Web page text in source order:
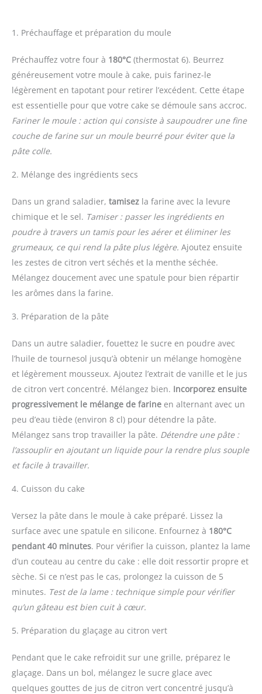
1. Préchauffage et préparation du moule
Préchauffez votre four à 180°C (thermostat 6). Beurrez
généreusement votre moule à cake, puis farinez-le
légèrement en tapotant pour retirer l’excédent. Cette étape
est essentielle pour que votre cake se démoule sans accroc.
Fariner le moule : action qui consiste à saupoudrer une fine
couche de farine sur un moule beurré pour éviter que la
pâte colle.
2. Mélange des ingrédients secs
Dans un grand saladier, tamisez la farine avec la levure
chimique et le sel. Tamiser : passer les ingrédients en
poudre à travers un tamis pour les aérer et éliminer les
grumeaux, ce qui rend la pâte plus légère. Ajoutez ensuite
les zestes de citron vert séchés et la menthe séchée.
Mélangez doucement avec une spatule pour bien répartir
les arômes dans la farine.
3. Préparation de la pâte
Dans un autre saladier, fouettez le sucre en poudre avec
l’huile de tournesol jusqu’à obtenir un mélange homogène
et légèrement mousseux. Ajoutez l’extrait de vanille et le jus
de citron vert concentré. Mélangez bien. Incorporez ensuite
progressivement le mélange de farine en alternant avec un
peu d’eau tiède (environ 8 cl) pour détendre la pâte.
Mélangez sans trop travailler la pâte. Détendre une pâte :
l’assouplir en ajoutant un liquide pour la rendre plus souple
et facile à travailler.
4. Cuisson du cake
Versez la pâte dans le moule à cake préparé. Lissez la
surface avec une spatule en silicone. Enfournez à 180°C
pendant 40 minutes. Pour vérifier la cuisson, plantez la lame
d’un couteau au centre du cake : elle doit ressortir propre et
sèche. Si ce n’est pas le cas, prolongez la cuisson de 5
minutes. Test de la lame : technique simple pour vérifier
qu’un gâteau est bien cuit à cœur.
5. Préparation du glaçage au citron vert
Pendant que le cake refroidit sur une grille, préparez le
glaçage. Dans un bol, mélangez le sucre glace avec
quelques gouttes de jus de citron vert concentré jusqu’à